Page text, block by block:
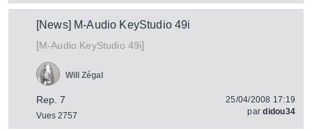
[News] M-Audio KeyStudio 49i
[M-Audio KeyStudio 49i]
Rep. 7
Vues 2757
Will Zégal
25/04/2008 17:19
pardidou34